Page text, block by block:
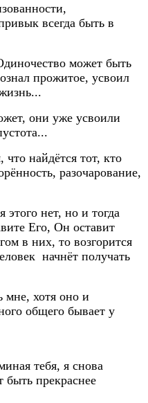
всегда быть в
может быть
прожитое, усвоил
они уже усвоили
найдётся тот, кто
разочарование,
нет, но и тогда
Его, Он оставит
в них, то возгорится
начнёт получать
мне, хотя оно и
общего бывает у
тебя, я снова
прекраснее